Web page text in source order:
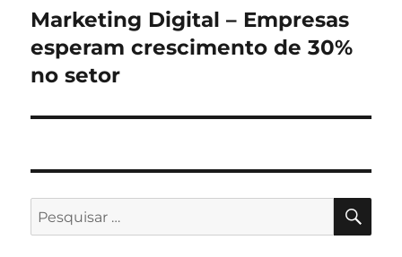
Próximo
post:
Marketing Digital – Empresas
esperam crescimento de 30%
no setor
Pesquisar
por: